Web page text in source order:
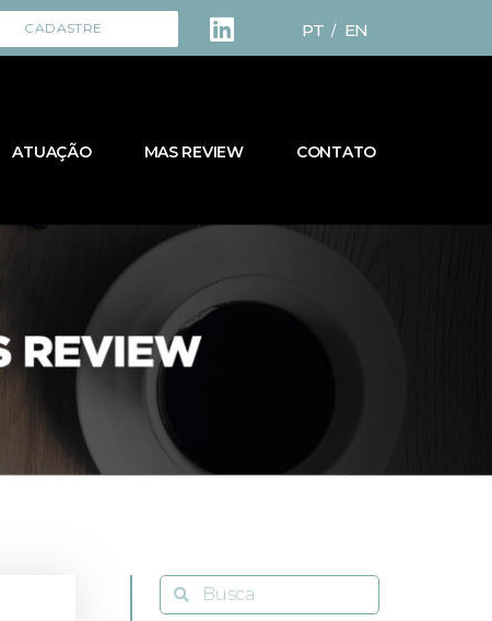
CADASTRE PT / EN
ATUAÇÃO MAS REVIEW CONTATO